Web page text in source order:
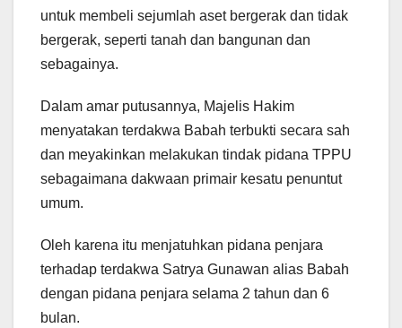
untuk membeli sejumlah aset bergerak dan tidak
bergerak, seperti tanah dan bangunan dan
sebagainya.
Dalam amar putusannya, Majelis Hakim
menyatakan terdakwa Babah terbukti secara sah
dan meyakinkan melakukan tindak pidana TPPU
sebagaimana dakwaan primair kesatu penuntut
umum.
Oleh karena itu menjatuhkan pidana penjara
terhadap terdakwa Satrya Gunawan alias Babah
dengan pidana penjara selama 2 tahun dan 6
bulan.